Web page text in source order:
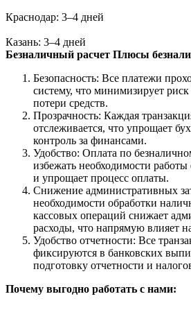
Краснодар: 3–4 дней
Казань: 3–4 дней
Безналичный расчет Плюсы
Безопасность: Все платежи
систему, что минимизирует
потери средств.
Прозрачность: Каждая
отслеживается, что упрощает
контроль за финансами.
Удобство: Оплата по
избежать необходимости
и упрощает процесс оплаты.
Снижение административных
необходимости обработки
кассовых операций снижает
расходы, что напрямую влияет
Удобство отчетности: Все
фиксируются в банковских
подготовку отчетности и
Почему выгодно работать с нами: